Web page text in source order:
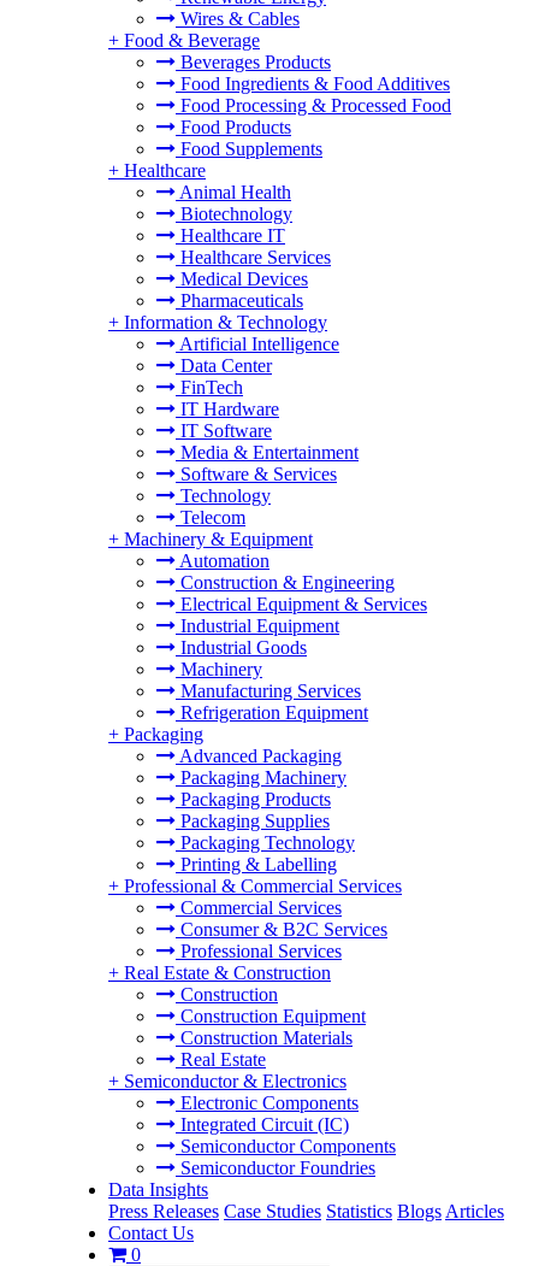
Wires & Cables
+ Food & Beverage
Beverages Products
Food Ingredients & Food Additives
Food Processing & Processed Food
Food Products
Food Supplements
+ Healthcare
Animal Health
Biotechnology
Healthcare IT
Healthcare Services
Medical Devices
Pharmaceuticals
+ Information & Technology
Artificial Intelligence
Data Center
FinTech
IT Hardware
IT Software
Media & Entertainment
Software & Services
Technology
Telecom
+ Machinery & Equipment
Automation
Construction & Engineering
Electrical Equipment & Services
Industrial Equipment
Industrial Goods
Machinery
Manufacturing Services
Refrigeration Equipment
+ Packaging
Advanced Packaging
Packaging Machinery
Packaging Products
Packaging Supplies
Packaging Technology
Printing & Labelling
+ Professional & Commercial Services
Commercial Services
Consumer & B2C Services
Professional Services
+ Real Estate & Construction
Construction
Construction Equipment
Construction Materials
Real Estate
+ Semiconductor & Electronics
Electronic Components
Integrated Circuit (IC)
Semiconductor Components
Semiconductor Foundries
Data Insights
Press Releases Case Studies Statistics Blogs Articles
Contact Us
0